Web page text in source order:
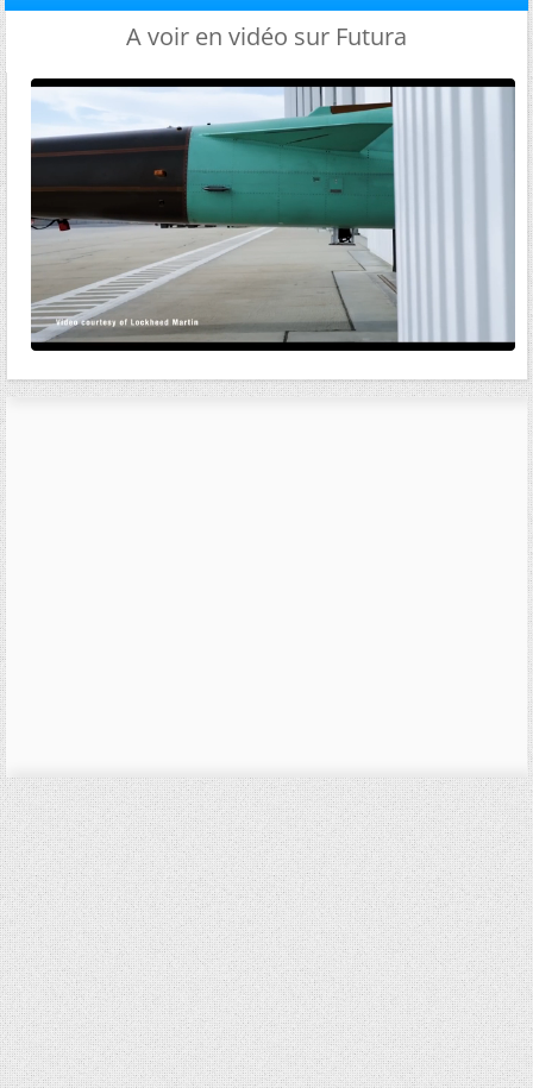
A voir en vidéo sur Futura